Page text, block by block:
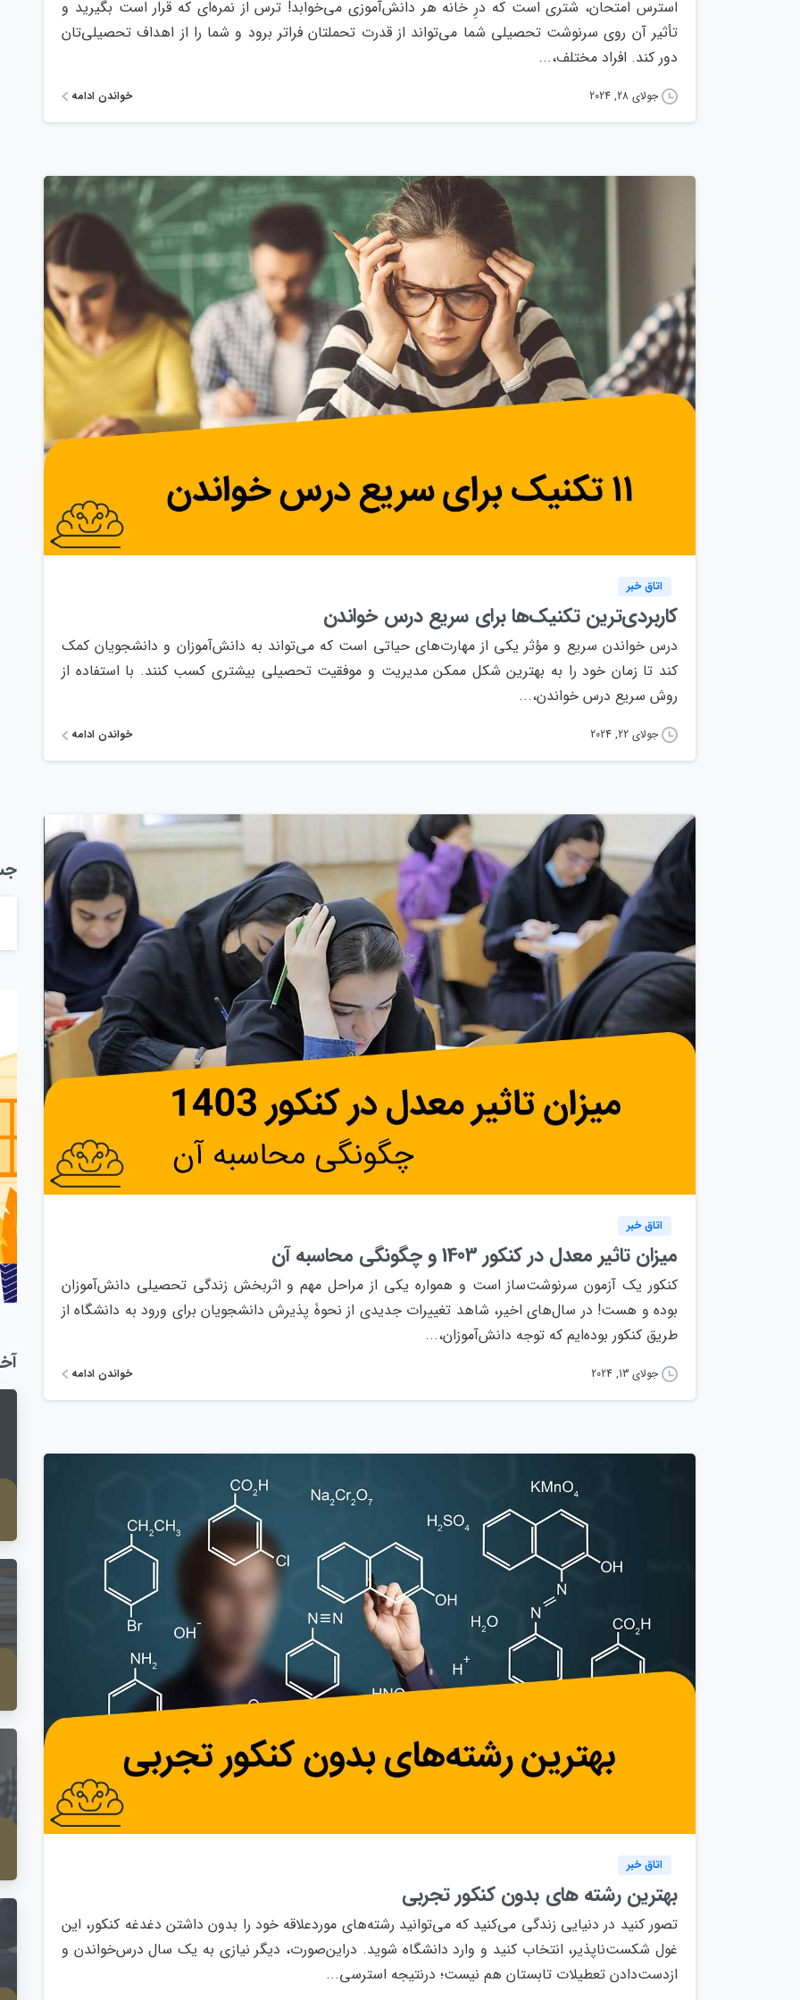
استرس امتحان، شتری است که درِ خانه هر دانش‌آموزی می‌خوابد! ترس از نمره‌ای که قرار است بگیرید و
تأثیر آن روی سرنوشت تحصیلی شما می‌تواند از قدرت تحملتان فراتر برود و شما را از اهداف تحصیلی‌تان
دور کند. افراد مختلف،...
جولای 28, 2024 خواندن ادامه
1
اتاق خبر
کاربردی‌ترین تکنیک‌ها برای سریع درس خواندن
درس خواندن سریع و مؤثر یکی از مهارت‌های حیاتی است که می‌تواند به دانش‌آموزان و دانشجویان کمک
کند تا زمان خود را به بهترین شکل ممکن مدیریت و موفقیت تحصیلی بیشتری کسب کنند. با استفاده از
روش سریع درس خواندن،...
جولای 22, 2024 خواندن ادامه
2
اتاق خبر
میزان تاثیر معدل در کنکور 1403 و چگونگی محاسبه آن
کنکور یک آزمون سرنوشت‌ساز است و همواره یکی از مراحل مهم و اثربخش زندگی تحصیلی دانش‌آموزان
بوده و هست! در سال‌های اخیر، شاهد تغییرات جدیدی از نحوۀ پذیرش دانشجویان برای ورود به دانشگاه از
طریق کنکور بوده‌ایم که توجه دانش‌آموزان،...
جولای 13, 2024 خواندن ادامه
2
اتاق خبر
بهترین رشته های بدون کنکور تجربی
تصور کنید در دنیایی زندگی می‌کنید که می‌توانید رشته‌های موردعلاقه خود را بدون داشتن دغدغه کنکور، این
غول شکست‌ناپذیر، انتخاب کنید و وارد دانشگاه شوید. دراین‌صورت، دیگر نیازی به یک سال درس‌خواندن و
ازدست‌دادن تعطیلات تابستان هم نیست؛ درنتیجه استرسی...